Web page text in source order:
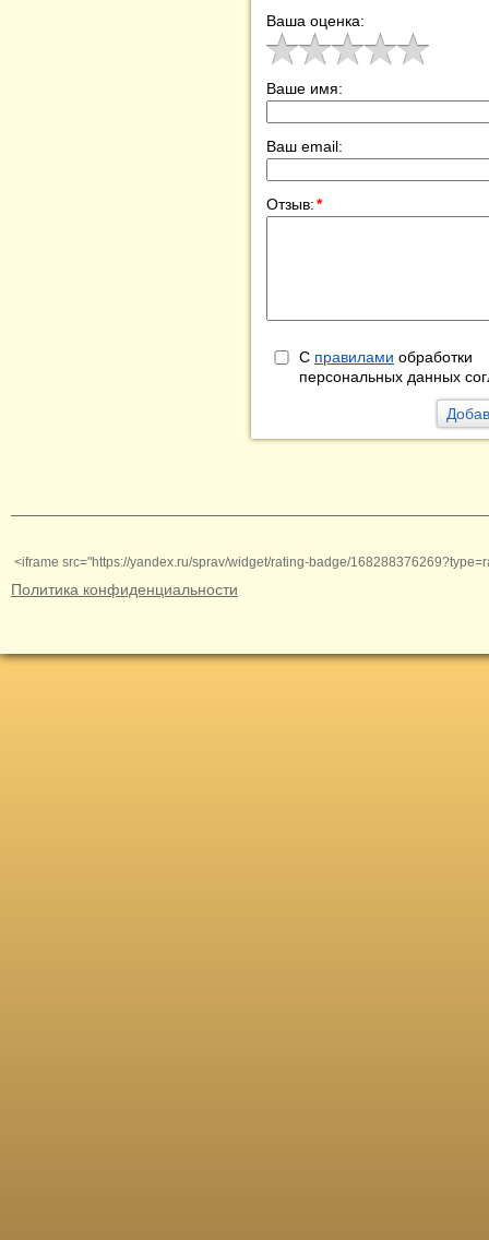
Ваша оценка:
Ваше имя:
Ваш email:
Отзыв:*
С правилами обработки
персональных данных
<iframe src="https://yandex.ru/sprav/widget/rating-badge/
Политика конфиденциальности